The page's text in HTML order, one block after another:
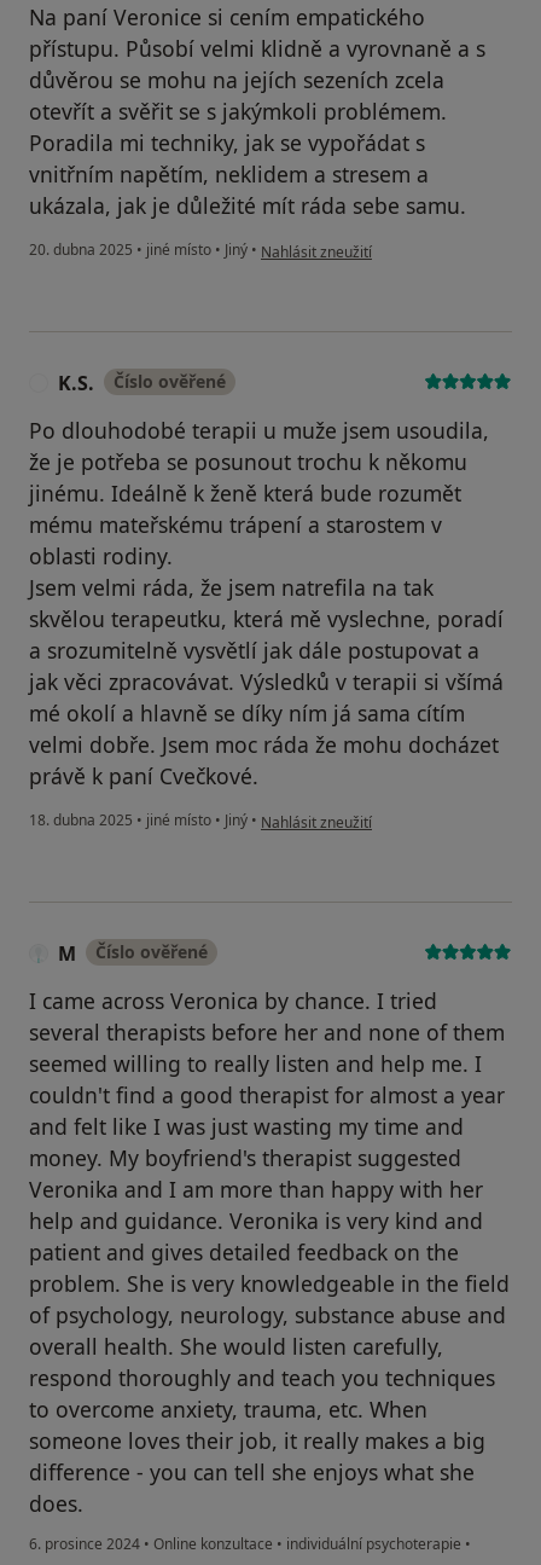
Na paní Veronice si cením empatického
přístupu. Působí velmi klidně a vyrovnaně a s
důvěrou se mohu na jejích sezeních zcela
otevřít a svěřit se s jakýmkoli problémem.
Poradila mi techniky, jak se vypořádat s
vnitřním napětím, neklidem a stresem a
ukázala, jak je důležité mít ráda sebe samu.
20. dubna 2025 • jiné místo • Jiný • podle názoru uživatele E.S.
Nahlásit zneužití
K.S. Číslo ověřené
Po dlouhodobé terapii u muže jsem usoudila,
že je potřeba se posunout trochu k někomu
jinému. Ideálně k ženě která bude rozumět
mému mateřskému trápení a starostem v
oblasti rodiny.
Jsem velmi ráda, že jsem natrefila na tak
skvělou terapeutku, která mě vyslechne, poradí
a srozumitelně vysvětlí jak dále postupovat a
jak věci zpracovávat. Výsledků v terapii si všímá
mé okolí a hlavně se díky ním já sama cítím
velmi dobře. Jsem moc ráda že mohu docházet
právě k paní Cvečkové.
18. dubna 2025 • jiné místo • Jiný • podle názoru uživatele K.S.
Nahlásit zneužití
M Číslo ověřené
I came across Veronica by chance. I tried
several therapists before her and none of them
seemed willing to really listen and help me. I
couldn't find a good therapist for almost a year
and felt like I was just wasting my time and
money. My boyfriend's therapist suggested
Veronika and I am more than happy with her
help and guidance. Veronika is very kind and
patient and gives detailed feedback on the
problem. She is very knowledgeable in the field
of psychology, neurology, substance abuse and
overall health. She would listen carefully,
respond thoroughly and teach you techniques
to overcome anxiety, trauma, etc. When
someone loves their job, it really makes a big
difference - you can tell she enjoys what she
does.
6. prosince 2024 • Online konzultace • individuální psychoterapie •